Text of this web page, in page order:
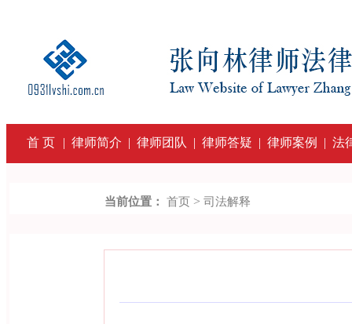
首 页 | 律师简介 | 律师团队 | 律师答疑 | 律师案例 | 法
当前位置： 首页 > 司法解释